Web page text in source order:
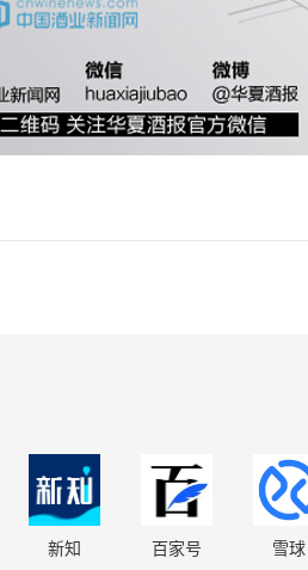
新知 百家号 雪球